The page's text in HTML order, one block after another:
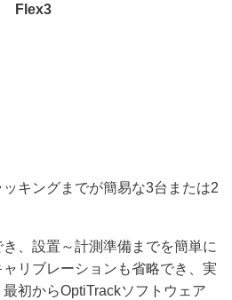
Flex3
キングまでが簡易な3台または2
、設置～計測準備までを簡単に
リブレーションも省略でき、実
初からOptiTrackソフトウェア